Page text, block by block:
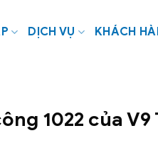
DỊCH VỤ KHÁCH
1022 của